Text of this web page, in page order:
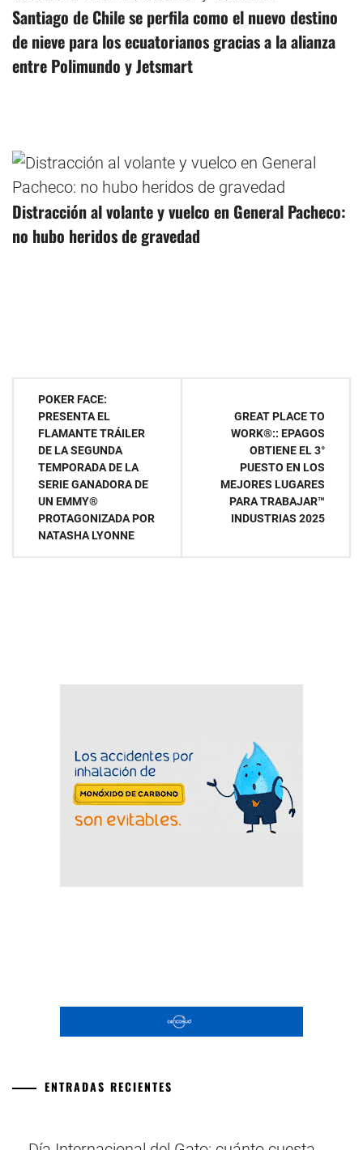
Santiago de Chile se perfila como el nuevo destino
de nieve para los ecuatorianos gracias a la alianza
entre Polimundo y Jetsmart
Distracción al volante y vuelco en General Pacheco:
no hubo heridos de gravedad
Navegación
entradas
POKER FACE:
PRESENTA EL
FLAMANTE TRÁILER
DE LA SEGUNDA
TEMPORADA DE LA
SERIE GANADORA DE
UN EMMY®
PROTAGONIZADA POR
NATASHA LYONNE
GREAT PLACE TO
WORK®:: EPAGOS
OBTIENE EL 3°
PUESTO EN LOS
MEJORES LUGARES
PARA TRABAJAR™
INDUSTRIAS 2025
ENTRADAS RECIENTES